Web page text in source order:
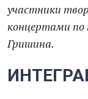
участники
концертами
Гришина.